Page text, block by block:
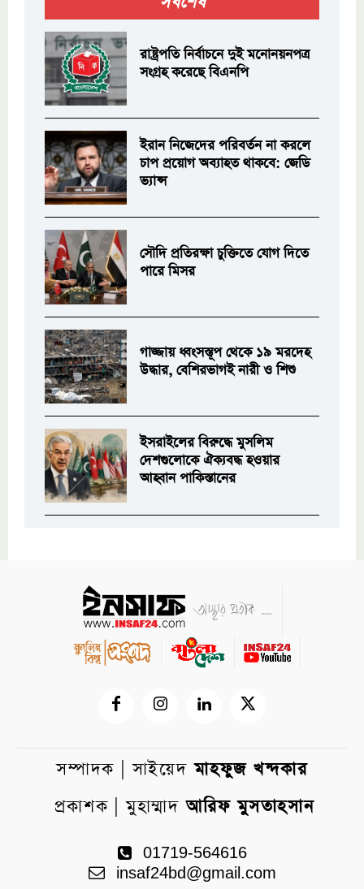
রাষ্ট্রপতি নির্বাচনে দুই মনোনয়নপত্র
সংগ্রহ করেছে বিএনপি
ইরান নিজেদের পরিবর্তন না করলে
চাপ প্রয়োগ অব্যাহত থাকবে: জেডি
ভ্যান্স
সৌদি প্রতিরক্ষা চুক্তিতে যোগ দিতে
পারে মিসর
গাজ্জায় ধ্বংসস্তূপ থেকে ১৯ মরদেহ
উদ্ধার, বেশিরভাগই নারী ও শিশু
ইসরাইলের বিরুদ্ধে মুসলিম
দেশগুলোকে ঐক্যবদ্ধ হওয়ার
আহ্বান পাকিস্তানের
সম্পাদক | সাইয়েদমাহফুজ খন্দকার
প্রকাশক | মুহাম্মাদআরিফ মুসতাহসান
01719-564616
insaf24bd@gmail.com